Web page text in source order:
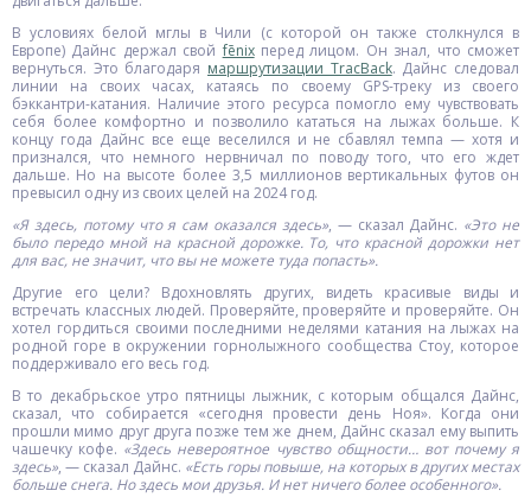
В условиях белой мглы в Чили (с которой он также столкнулся в
Европе) Дайнс держал свойfēnixперед лицом. Он знал, что сможет
вернуться. Это благодаря маршрутизации TracBack. Дайнс следовал
линии на своих часах, катаясь по своему GPS-треку из своего
бэккантри-катания. Наличие этого ресурса помогло ему чувствовать
себя более комфортно и позволило кататься на лыжах больше. К
концу года Дайнс все еще веселился и не сбавлял темпа — хотя и
признался, что немного нервничал по поводу того, что его ждет
дальше. Но на высоте более 3,5 миллионов вертикальных футов он
превысил одну из своих целей на 2024 год.
«Я здесь, потому что я сам оказался здесь», — сказал Дайнс. «Это не
было передо мной на красной дорожке. То, что красной дорожки нет
для вас, не значит, что вы не можете туда попасть».
Другие его цели? Вдохновлять других, видеть красивые виды и
встречать классных людей. Проверяйте, проверяйте и проверяйте. Он
хотел гордиться своими последними неделями катания на лыжах на
родной горе в окружении горнолыжного сообщества Стоу, которое
поддерживало его весь год.
В то декабрьское утро пятницы лыжник, с которым общался Дайнс,
сказал, что собирается «сегодня провести день Ноя». Когда они
прошли мимо друг друга позже тем же днем, Дайнс сказал ему выпить
чашечку кофе. «Здесь невероятное чувство общности… вот почему я
здесь», — сказал Дайнс. «Есть горы повыше, на которых в других местах
больше снега. Но здесь мои друзья. И нет ничего более особенного».